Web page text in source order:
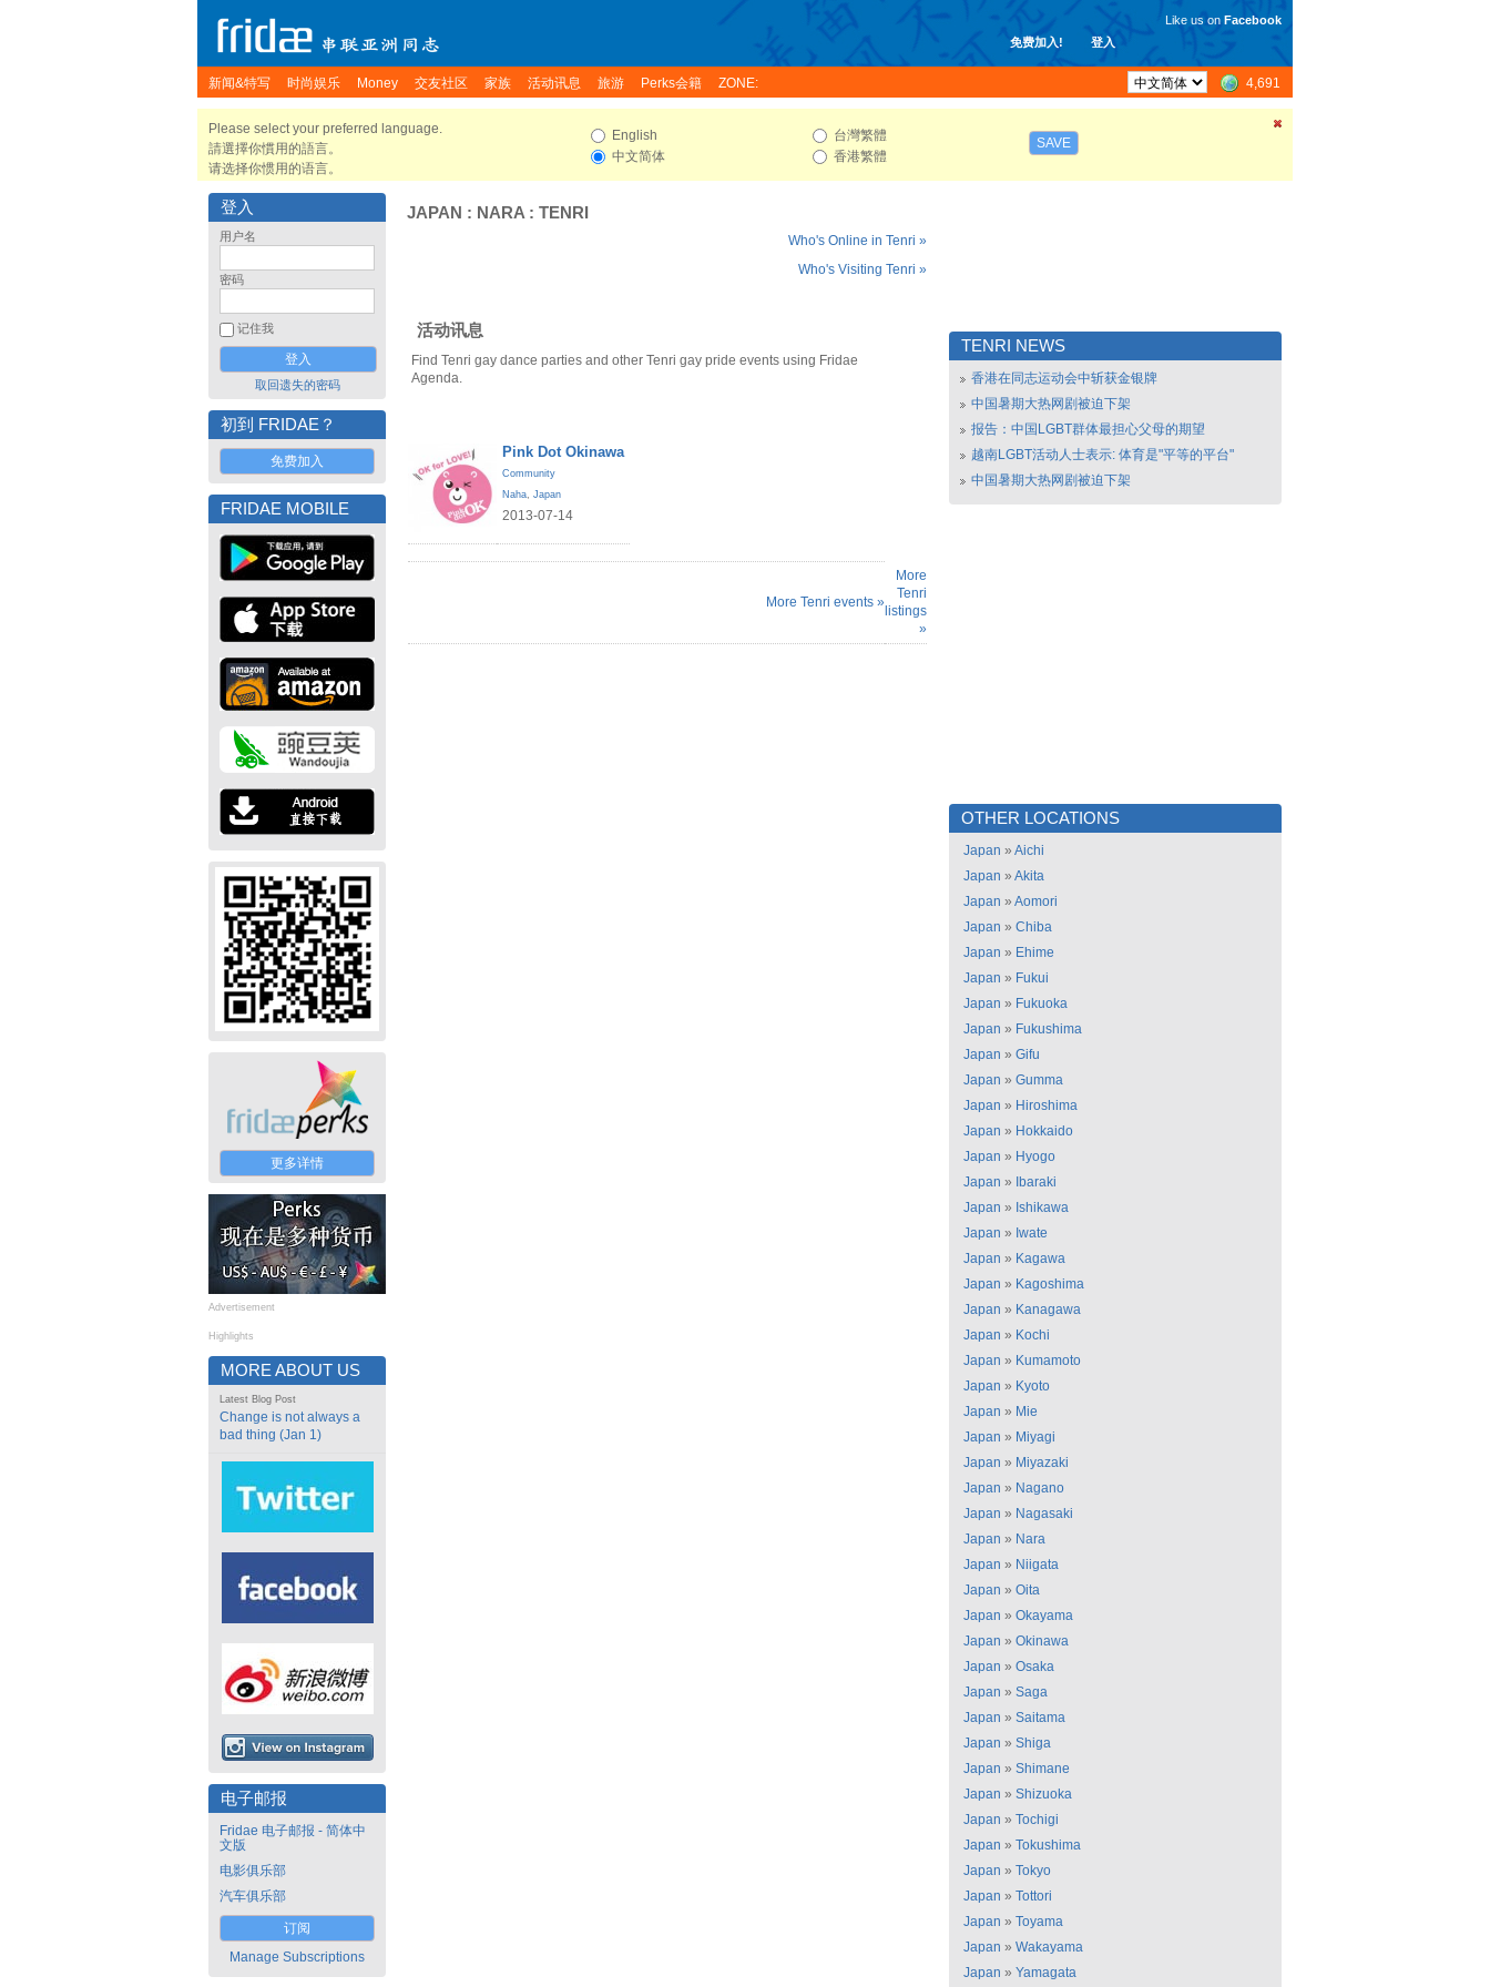
免费加入! 登入
Like us on Facebook
新闻&特写 时尚娱乐 Money 交友社区 家族 活动讯息 旅游 Perks会籍 ZONE: 4,691
Please select your preferred language.
請選擇你慣用的語言。
请选择你惯用的语言。
English
中文简体
台灣繁體
香港繁體
SAVE
登入
用户名
密码
记住我
取回遗失的密码
初到 FRIDAE？
免费加入
FRIDAE MOBILE
更多详情
Advertisement
Highlights
MORE ABOUT US
Latest Blog Post
Change is not always a
bad thing (Jan 1)
电子邮报
Fridae 电子邮报 - 简体中
文版
电影俱乐部
汽车俱乐部
订阅
Manage Subscriptions
JAPAN : NARA : TENRI
Who's Online in Tenri »
Who's Visiting Tenri »
活动讯息
Find Tenri gay dance parties and other Tenri gay pride events using Fridae
Agenda.
Pink Dot Okinawa
Community
Naha, Japan
2013-07-14
More Tenri events »
More
Tenri
listings
»
TENRI NEWS
香港在同志运动会中斩获金银牌
中国暑期大热网剧被迫下架
报告：中国LGBT群体最担心父母的期望
越南LGBT活动人士表示: 体育是"平等的平台"
中国暑期大热网剧被迫下架
OTHER LOCATIONS
Japan » Aichi
Japan » Akita
Japan » Aomori
Japan » Chiba
Japan » Ehime
Japan » Fukui
Japan » Fukuoka
Japan » Fukushima
Japan » Gifu
Japan » Gumma
Japan » Hiroshima
Japan » Hokkaido
Japan » Hyogo
Japan » Ibaraki
Japan » Ishikawa
Japan » Iwate
Japan » Kagawa
Japan » Kagoshima
Japan » Kanagawa
Japan » Kochi
Japan » Kumamoto
Japan » Kyoto
Japan » Mie
Japan » Miyagi
Japan » Miyazaki
Japan » Nagano
Japan » Nagasaki
Japan » Nara
Japan » Niigata
Japan » Oita
Japan » Okayama
Japan » Okinawa
Japan » Osaka
Japan » Saga
Japan » Saitama
Japan » Shiga
Japan » Shimane
Japan » Shizuoka
Japan » Tochigi
Japan » Tokushima
Japan » Tokyo
Japan » Tottori
Japan » Toyama
Japan » Wakayama
Japan » Yamagata